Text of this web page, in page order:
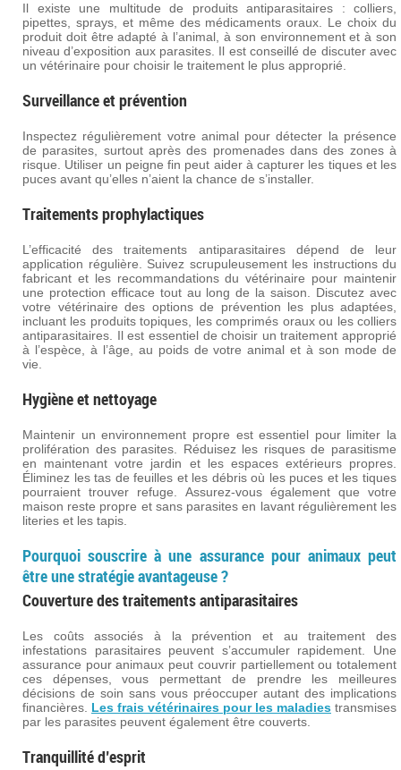
Il existe une multitude de produits antiparasitaires : colliers,
pipettes, sprays, et même des médicaments oraux. Le choix du
produit doit être adapté à l’animal, à son environnement et à son
niveau d’exposition aux parasites. Il est conseillé de discuter avec
un vétérinaire pour choisir le traitement le plus approprié.
Surveillance et prévention
Inspectez régulièrement votre animal pour détecter la présence
de parasites, surtout après des promenades dans des zones à
risque. Utiliser un peigne fin peut aider à capturer les tiques et les
puces avant qu’elles n’aient la chance de s’installer.
Traitements prophylactiques
L’efficacité des traitements antiparasitaires dépend de leur
application régulière. Suivez scrupuleusement les instructions du
fabricant et les recommandations du vétérinaire pour maintenir
une protection efficace tout au long de la saison. Discutez avec
votre vétérinaire des options de prévention les plus adaptées,
incluant les produits topiques, les comprimés oraux ou les colliers
antiparasitaires. Il est essentiel de choisir un traitement approprié
à l’espèce, à l’âge, au poids de votre animal et à son mode de
vie.
Hygiène et nettoyage
Maintenir un environnement propre est essentiel pour limiter la
prolifération des parasites. Réduisez les risques de parasitisme
en maintenant votre jardin et les espaces extérieurs propres.
Éliminez les tas de feuilles et les débris où les puces et les tiques
pourraient trouver refuge. Assurez-vous également que votre
maison reste propre et sans parasites en lavant régulièrement les
literies et les tapis.
Pourquoi souscrire à une assurance pour animaux peut
être une stratégie avantageuse ?
Couverture des traitements antiparasitaires
Les coûts associés à la prévention et au traitement des
infestations parasitaires peuvent s’accumuler rapidement. Une
assurance pour animaux peut couvrir partiellement ou totalement
ces dépenses, vous permettant de prendre les meilleures
décisions de soin sans vous préoccuper autant des implications
financières. Les frais vétérinaires pour les maladies transmises
par les parasites peuvent également être couverts.
Tranquillité d’esprit